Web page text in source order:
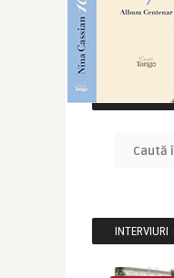
CAUTĂ ÎN
INTERVIURI